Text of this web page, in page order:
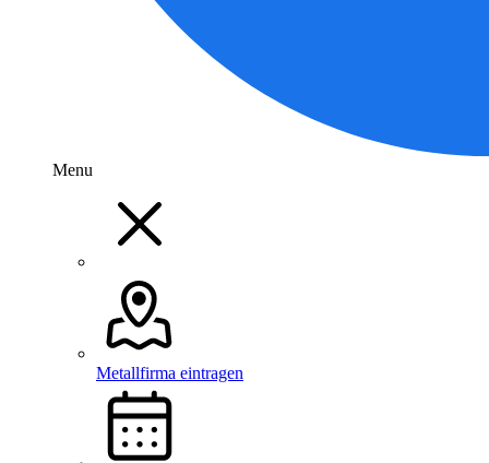
Menu
Metallfirma eintragen